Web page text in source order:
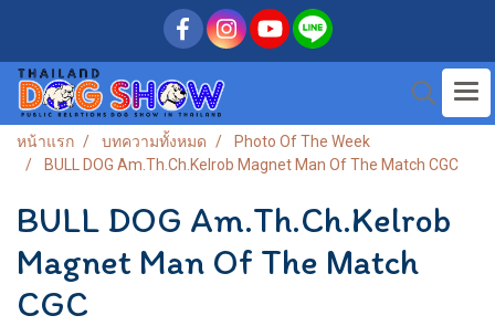
หน้าแรก บทความทั้งหมด
Photo Of The Week
BULL DOG Am.Th.Ch.Kelrob Magnet Man Of The Match CGC
BULL DOG Am.Th.Ch.Kelrob
Magnet Man Of The Match
CGC